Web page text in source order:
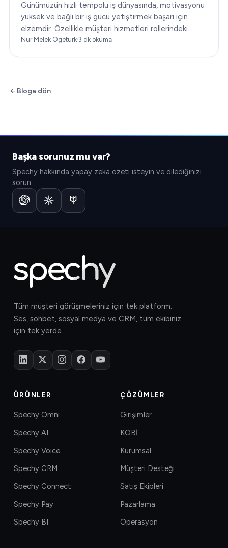
Günümüzün hızlı tempolu iş dünyasında, motivasyonu
yüksek ve bağlı bir iş gücü yetiştirmek başarı için
elzemdir. Özellikle müşteri hizmetleri rollerindeki
çalışan bağlılığı…
Nur Melek Ögetürk·3 dk okuma
Bloga dön
Başka sorunuz mu var?
Spechy hakkında yapay zeka özeti isteyin ve dilediğinizi
sorun
Tüm müşteri görüşmeleriniz için tek platform.
Ses, sohbet, sosyal medya ve CRM, tüm ekibiniz
için tek yerde.
ÜRÜNLER
Spechy Omni
Spechy AI
Spechy Voice
Spechy CRM
Spechy Connect
Spechy Pay
Spechy BI
ÇÖZÜMLER
Girişimler
KOBİ
Kurumsal
Müşteri Desteği
Satış Ekipleri
Pazarlama
Operasyon